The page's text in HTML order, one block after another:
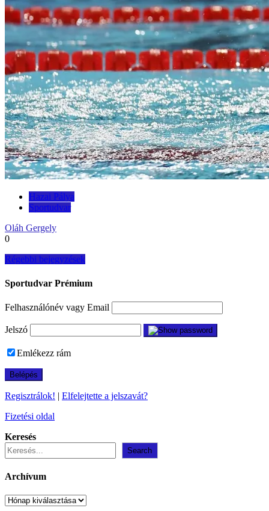
Hazai Pálya
Sportudvar
Oláh Gergely
0
Bejegyzés
navigáció
Régebbi bejegyzések
Sportudvar Prémium
Felhasználónév vagy Email
Jelszó
Emlékezz rám
Regisztrálok! | Elfelejtette a jelszavát?
Fizetési oldal
Keresés
Search
Archívum
Archívum